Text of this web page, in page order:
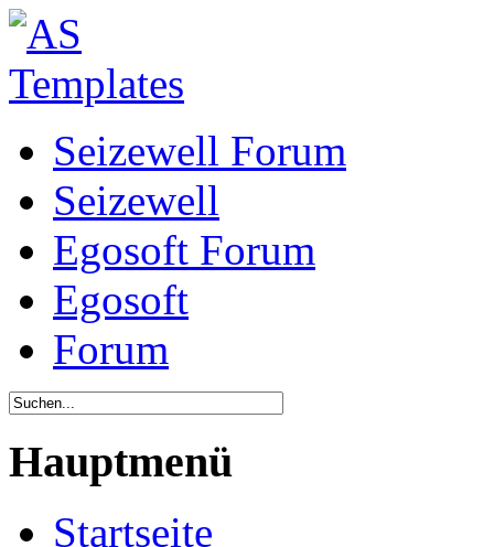
Seizewell Forum
Seizewell
Egosoft Forum
Egosoft
Forum
Hauptmenü
Startseite